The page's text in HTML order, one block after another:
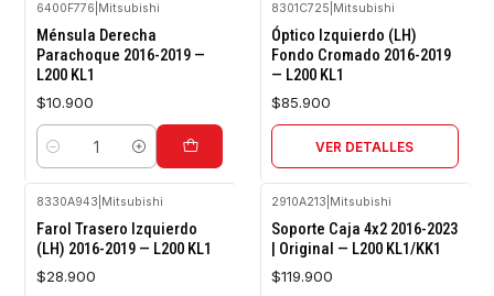
6400F776 Mitsubishi
Ménsula Derecha
Parachoque 2016-2019 —
L200 KL1
$10.900
Cantidad
8301C725 Mitsubishi
Óptico Izquierdo (LH)
Fondo Cromado 2016-2019
— L200 KL1
$85.900
VER DETALLES
8330A943 Mitsubishi
Farol Trasero Izquierdo
(LH) 2016-2019 — L200 KL1
$28.900
2910A213 Mitsubishi
Soporte Caja 4x2 2016-2023
| Original — L200 KL1/KK1
$119.900